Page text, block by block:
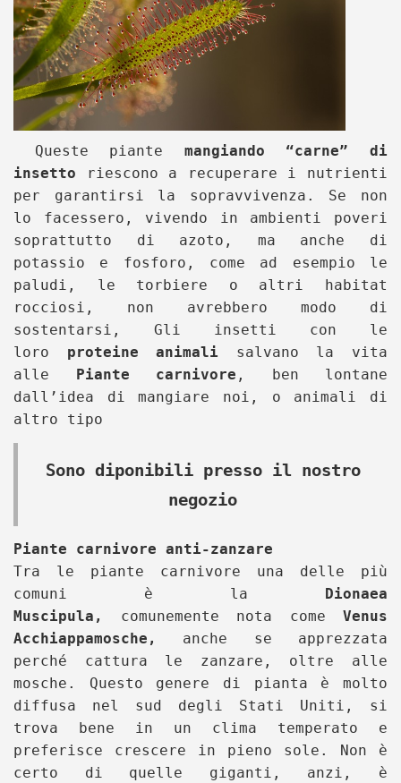
Queste piante mangiando “carne” di
insetto riescono a recuperare i nutrienti
per garantirsi la sopravvivenza. Se non
lo facessero, vivendo in ambienti poveri
soprattutto di azoto, ma anche di
potassio e fosforo, come ad esempio le
paludi, le torbiere o altri habitat
rocciosi, non avrebbero modo di
sostentarsi, Gli insetti con le
loro proteine animali salvano la vita
alle
Piante carnivore , ben lontane
dall’idea di mangiare noi, o animali di
altro tipo
Sono diponibili presso il nostro
negozio
Piante carnivore anti-zanzare
Tra le piante carnivore una delle più
comuni è la Dionaea
Muscipula,
comunemente nota come Venus
Acchiappamosche,
anche se apprezzata
perché cattura le zanzare, oltre alle
mosche. Questo genere di pianta è molto
diffusa nel sud degli Stati Uniti, si
trova bene in un clima temperato e
preferisce crescere in pieno sole. Non è
certo di quelle giganti, anzi, è